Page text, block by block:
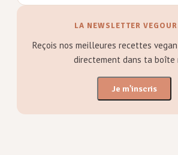
LA NEWSLETTER
Reçois nos meilleures recettes
directement dans ta boîte
Je m'inscris